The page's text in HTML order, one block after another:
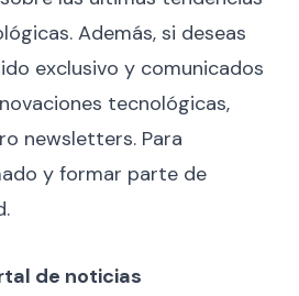
Además, si deseas
exclusivo y comunicados
tecnológicas,
newsletters. Para
y formar parte de
de noticias